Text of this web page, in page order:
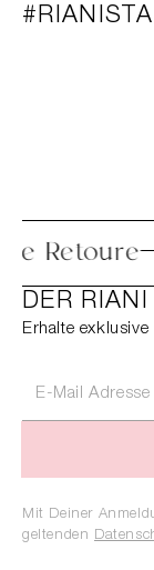
#RIANISTA
DER
Erhalte exklusive
Mit Deiner
geltenden